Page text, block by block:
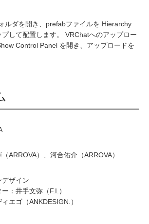
ルダを開き、prefabファイルを Hierarchy
して配置します。 VRChatへのアップロー
Control Panel を開き、アップロードを
ARROVA）、河合佑介（ARROVA）
ザイン
：井手文弥（F.I.）
エゴ（ANKDESIGN.）